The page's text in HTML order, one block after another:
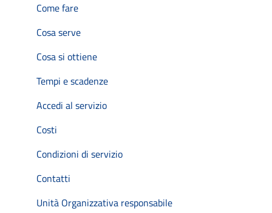
Come fare
Cosa serve
Cosa si ottiene
Tempi e scadenze
Accedi al servizio
Costi
Condizioni di servizio
Contatti
Unità Organizzativa responsabile